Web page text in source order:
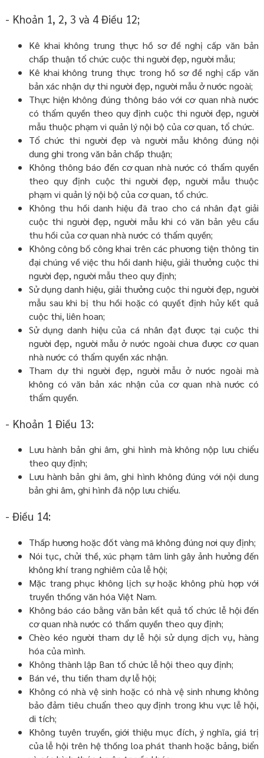
- Khoản 1, 2, 3 và 4 Điều 12;
Kê khai không trung thực hồ sơ đề nghị cấp văn bản
chấp thuận tổ chức cuộc thi người đẹp, người mẫu;
Kê khai không trung thực trong hồ sơ đề nghị cấp văn
bản xác nhận dự thi người đẹp, người mẫu ở nước ngoài;
Thực hiện không đúng thông báo với cơ quan nhà nước
có thẩm quyền theo quy định cuộc thi người đẹp, người
mẫu thuộc phạm vi quản lý nội bộ của cơ quan, tổ chức.
Tổ chức thi người đẹp và người mẫu không đúng nội
dung ghi trong văn bản chấp thuận;
Không thông báo đến cơ quan nhà nước có thẩm quyền
theo quy định cuộc thi người đẹp, người mẫu thuộc
phạm vi quản lý nội bộ của cơ quan, tổ chức.
Không thu hồi danh hiệu đã trao cho cá nhân đạt giải
cuộc thi người đẹp, người mẫu khi có văn bản yêu cầu
thu hồi của cơ quan nhà nước có thẩm quyền;
Không công bố công khai trên các phương tiện thông tin
đại chúng về việc thu hồi danh hiệu, giải thưởng cuộc thi
người đẹp, người mẫu theo quy định;
Sử dụng danh hiệu, giải thưởng cuộc thi người đẹp, người
mẫu sau khi bị thu hồi hoặc có quyết định hủy kết quả
cuộc thi, liên hoan;
Sử dụng danh hiệu của cá nhân đạt được tại cuộc thi
người đẹp, người mẫu ở nước ngoài chưa được cơ quan
nhà nước có thẩm quyền xác nhận.
Tham dự thi người đẹp, người mẫu ở nước ngoài mà
không có văn bản xác nhận của cơ quan nhà nước có
thẩm quyền.
- Khoản 1 Điều 13:
Lưu hành bản ghi âm, ghi hình mà không nộp lưu chiểu
theo quy định;
Lưu hành bản ghi âm, ghi hình không đúng với nội dung
bản ghi âm, ghi hình đã nộp lưu chiểu.
- Điều 14:
Thấp hương hoặc đốt vàng mã không đúng nơi quy định;
Nói tục, chửi thề, xúc phạm tâm linh gây ảnh hưởng đến
không khí trang nghiêm của lễ hội;
Mặc trang phục không lịch sự hoặc không phù hợp với
truyền thống văn hóa Việt Nam.
Không báo cáo bằng văn bản kết quả tổ chức lễ hội đến
cơ quan nhà nước có thẩm quyền theo quy định;
Chèo kéo người tham dự lễ hội sử dụng dịch vụ, hàng
hóa của mình.
Không thành lập Ban tổ chức lễ hội theo quy định;
Bán vé, thu tiền tham dự lễ hội;
Không có nhà vệ sinh hoặc có nhà vệ sinh nhưng không
bảo đảm tiêu chuẩn theo quy định trong khu vực lễ hội,
di tích;
Không tuyên truyền, giới thiệu mục đích, ý nghĩa, giá trị
của lễ hội trên hệ thống loa phát thanh hoặc bảng, biển